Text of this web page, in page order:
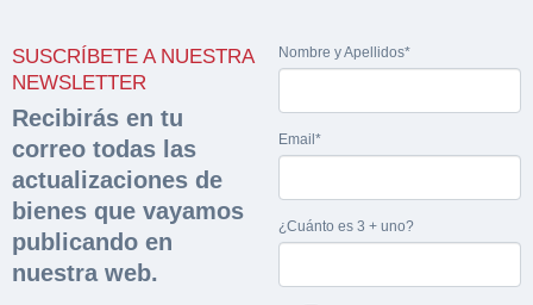
SUSCRÍBETE A NUESTRA
NEWSLETTER
Recibirás en tu
correo todas las
actualizaciones de
bienes que vayamos
publicando en
nuestra web.
Nombre y Apellidos*
Email*
¿Cuánto es 3 + uno?
documentación
sobre la peritación
Rellene este formulario y recibirá en su email el
enlace para descargar la documentación
Nombre y Apellidos*
Hacer Oferta
Razón social* CIF/DNI Ofertante*
Teléfono* Email*
Nombre y Apellidos*
Sobre Merfinsa
Venta de bienes muebles
Vehículos